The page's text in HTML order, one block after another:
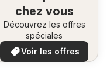
chez vous
Découvrez les offres
spéciales
Voir les offres